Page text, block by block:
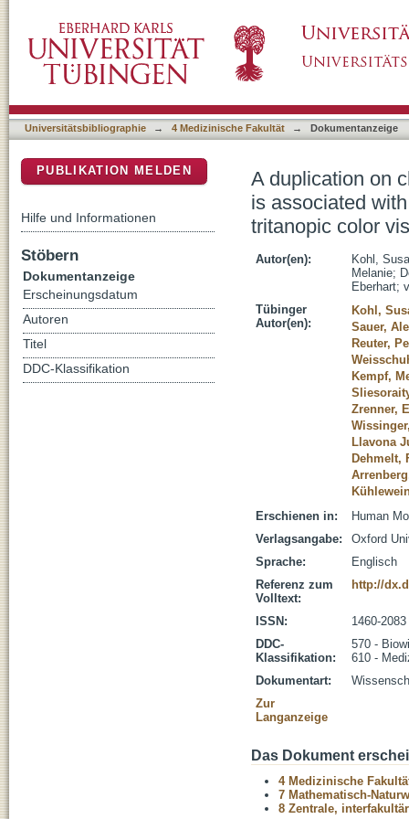
dominant cone dystrophy with early
Universitätsbibliographie → 4 Medizinische Fakultät → Dokumentanzeige
A duplication on
is associated
tritanopic color
Autor(en):
Kohl,
Melanie;
Eberhart;
Tübinger
Autor(en):
Kohl,
Sauer,
Reuter,
Kempf,
Zrenner,
Llavona
Dehmelt,
Erschienen in:
Human
Verlagsangabe:
Oxford
Sprache:
Englisch
Referenz zum
Volltext:
http://
ISSN:
1460-2083
DDC-
Klassifikation:
570 -
610 -
Dokumentart:
Zur
Langanzeige
Das Dokument
4 Medizinische
7 Mathematisch-
8 Zentrale,
PUBLIKATION MELDEN
Hilfe und Informationen
Stöbern
Dokumentanzeige
Erscheinungsdatum
Autoren
Titel
DDC-Klassifikation